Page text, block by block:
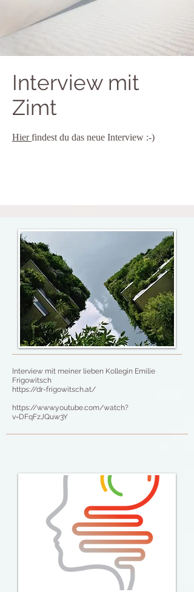
Interview mit
Zimt
Hierfindest du das neue Interview :-)
Interview mit meiner lieben Kollegin Emilie
Frigowitsch
https://dr-frigowitsch.at/
https://www.youtube.com/watch?
v=DFqFzJQuw3Y